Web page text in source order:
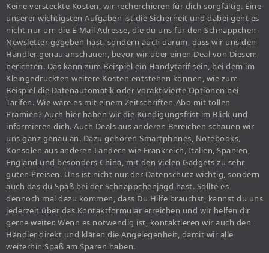
Keine versteckte Kosten, wir recherchieren für dich sorgfältig. Eine
unserer wichtigsten Aufgaben ist die Sicherheit und dabei geht es
nicht nur um die E-Mail Adresse, die du uns für den Schnäppchen-
Newsletter gegeben hast, sondern auch darum, dass wir uns den
Händler genau anschauen, bevor wir über einen Deal von Diesem
berichten. Das kann zum Beispiel ein Handytarif sein, bei dem im
Kleingedruckten weitere Kosten entstehen können, wie zum
Beispiel die Datenautomatik oder voraktivierte Optionen bei
Tarifen. Wie wäre es mit einem Zeitschriften-Abo mit tollen
Prämien? Auch hier haben wir die Kündigungsfrist im Blick und
informieren dich. Auch Deals aus anderen Bereichen schauen wir
uns ganz genau an. Dazu gehören Smartphones, Notebooks,
Konsolen aus anderen Ländern wie Frankreich, Italien, Spanien,
England und besonders China, mit den vielen Gadgets zu sehr
guten Preisen. Uns ist nicht nur der Datenschutz wichtig, sondern
auch das du Spaß bei der Schnäppchenjagd hast. Sollte es
dennoch mal dazu kommen, dass Du Hilfe brauchst, kannst du uns
jederzeit über das Kontaktformular erreichen und wir helfen dir
gerne weiter. Wenn es notwendig ist, kontaktieren wir auch den
Händler direkt und klären die Angelegenheit, damit wir alle
weiterhin Spaß am Sparen haben.